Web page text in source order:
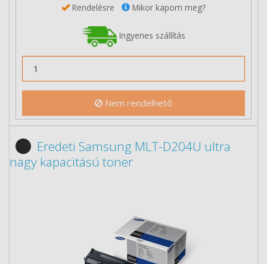
Rendelésre Mikor kapom meg?
Ingyenes szállítás
Nem rendelhető
Eredeti Samsung MLT-D204U ultra
nagy kapacitású toner